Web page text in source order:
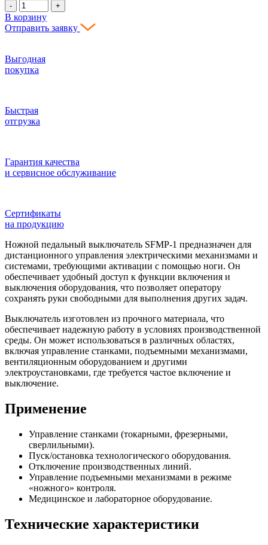
- +
В корзину
Отправить заявку
Выгодная
покупка
Быстрая
отгрузка
Гарантия качества
и сервисное обслуживание
Сертификаты
на продукцию
Ножной педальный выключатель SFMР-1 предназначен для
дистанционного управления электрическими механизмами и
системами, требующими активации с помощью ноги. Он
обеспечивает удобный доступ к функции включения и
выключения оборудования, что позволяет оператору
сохранять руки свободными для выполнения других задач.
Выключатель изготовлен из прочного материала, что
обеспечивает надежную работу в условиях производственной
среды. Он может использоваться в различных областях,
включая управление станками, подъемными механизмами,
вентиляционным оборудованием и другими
электроустановками, где требуется частое включение и
выключение.
Применение
Управление станками (токарными, фрезерными,
сверлильными).
Пуск/остановка технологического оборудования.
Отключение производственных линий.
Управление подъемными механизмами в режиме
«ножного» контроля.
Медицинское и лабораторное оборудование.
Технические характеристики